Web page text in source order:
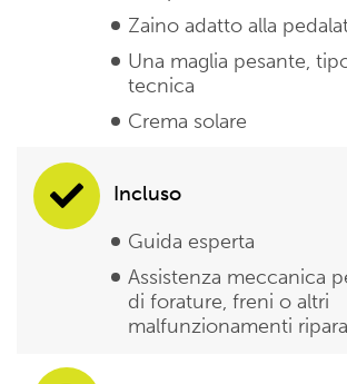
Zaino adatto alla
Una maglia pesante,
tecnica
Crema solare
Incluso
Guida esperta
Assistenza meccanica
di forature, freni o altri
malfunzionamenti